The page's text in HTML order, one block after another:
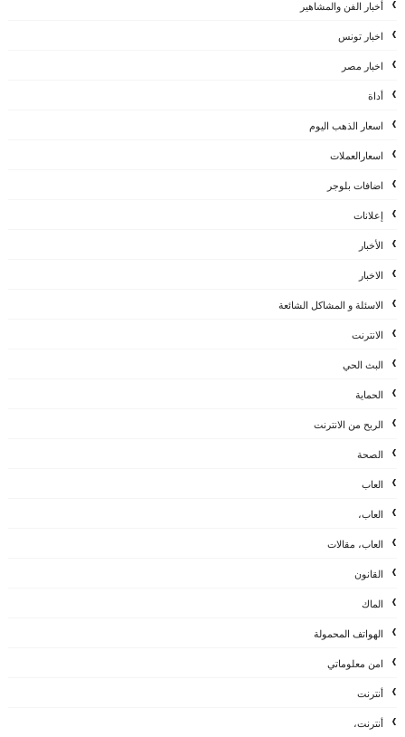
أخبار الفن والمشاهير
اخبار تونس
اخبار مصر
أداة
اسعار الذهب اليوم
اسعارالعملات
اضافات بلوجر
إعلانات
الأخبار
الاخبار
الاسئلة و المشاكل الشائعة
الانترنت
البث الحي
الحماية
الربح من الانترنت
الصحة
العاب
العاب،
العاب، مقالات
القانون
الماك
الهواتف المحمولة
امن معلوماتي
أنترنت
أنترنت،